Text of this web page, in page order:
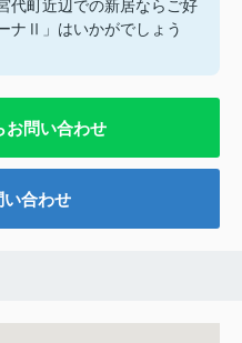
代町近辺での新居ならご好
ナⅡ」はいかがでしょう
お問い合わせ
い合わせ